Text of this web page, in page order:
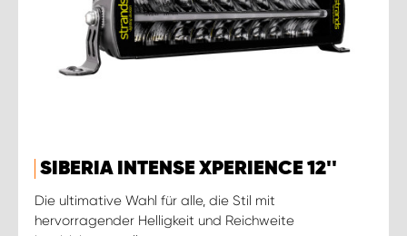
SIBERIA INTENSE XPERIENCE 12''
Die ultimative Wahl für alle, die Stil mit
hervorragender Helligkeit und Reichweite